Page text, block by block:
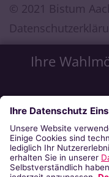
Ihre
Wir möchten Ihnen
bieten. Dazu
Funktionieren
Zustimmung
externer Inhalte oder
werden. Sie können
Sie zulassen möchten.
© 2021 Bistum